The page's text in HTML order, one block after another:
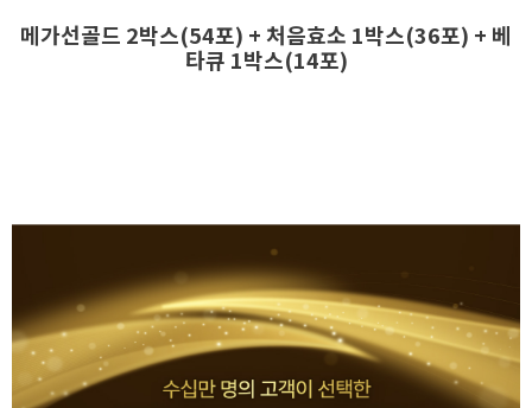
메가선골드 2박스(54포) + 처음효소 1박스(36포) + 베
타큐 1박스(14포)